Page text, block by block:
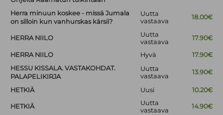
Herra minuun koskee - missä Jumala
on silloin kun vanhurskas kärsii?
Uutta
vastaava
18.00€
HERRA NIILO
Uutta
vastaava
17.90€
HERRA NIILO Hyvä
17.90€
HESSU KISSALA. VASTAKOHDAT.
PALAPELIKIRJA
Uutta
vastaava
13.90€
HETKIÄ Uusi 10.20€
HETKIÄ
Uutta
vastaava
14.90€